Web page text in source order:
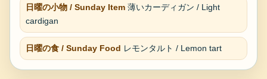
日曜の小物 / Sunday Item薄いカーディガン / Light
cardigan
日曜の食 / Sunday Food レモンタルト / Lemon tart